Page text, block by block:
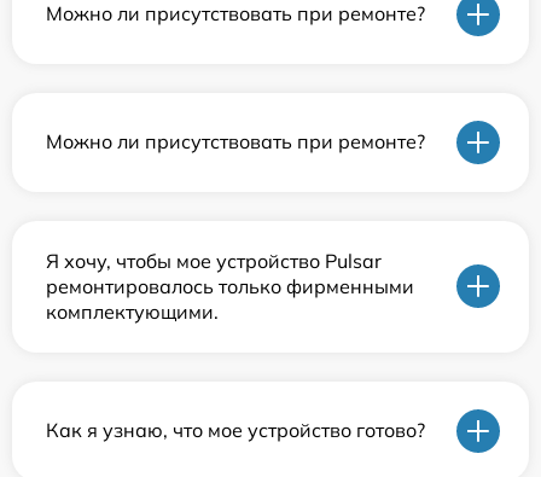
Можно ли присутствовать при ремонте?
Можно ли присутствовать при ремонте?
Я хочу, чтобы мое устройство Pulsar
ремонтировалось только фирменными
комплектующими.
Как я узнаю, что мое устройство готово?